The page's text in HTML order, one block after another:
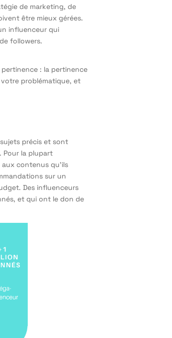
de marketing, de
être mieux gérées.
influenceur qui
followers.
: la pertinence
problématique, et
précis et sont
Pour la plupart
contenus qu’ils
sur un
Des influenceurs
et qui ont le don de